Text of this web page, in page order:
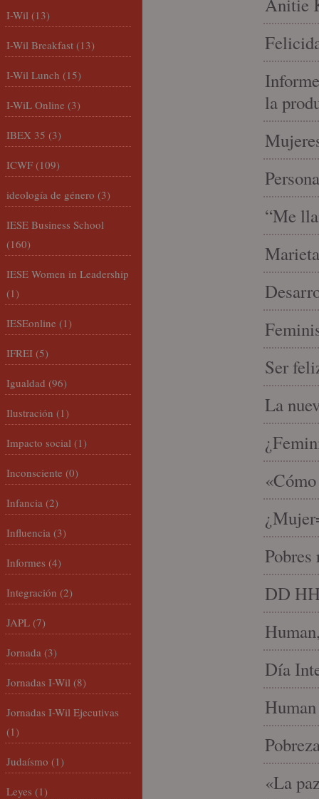
la
“Me
Ser
La
DD
Día
«La
I-Wil (13)
I-Wil Breakfast (13)
I-Wil Lunch (15)
I-WiL Online (3)
IBEX 35 (3)
ICWF (109)
ideología de género (3)
IESE Business School
(160)
IESE Women in Leadership
(1)
IESEonline (1)
IFREI (5)
Igualdad (96)
Ilustración (1)
Impacto social (1)
Inconsciente (0)
Infancia (2)
Influencia (3)
Informes (4)
Integración (2)
JAPL (7)
Jornada (3)
Jornadas I-Wil (8)
Jornadas I-Wil Ejecutivas
(1)
Judaísmo (1)
Leyes (1)